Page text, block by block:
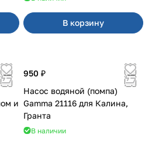
В корзину
и
950 ₽
Насос водяной (помпа)
Gamma 21116 для Калина,
Гранта
В наличии